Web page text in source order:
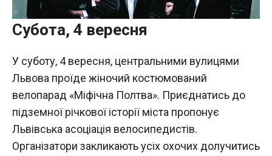
Субота, 4 вересня
У суботу, 4 вересня, центральними вулицями
Львова проїде жіночий костюмований
велопарад «Міфічна Полтва». Приєднатись до
підземної річкової історії міста пропонує
Львівська асоціація велосипедистів.
Організатори закликають усіх охочих долучитись